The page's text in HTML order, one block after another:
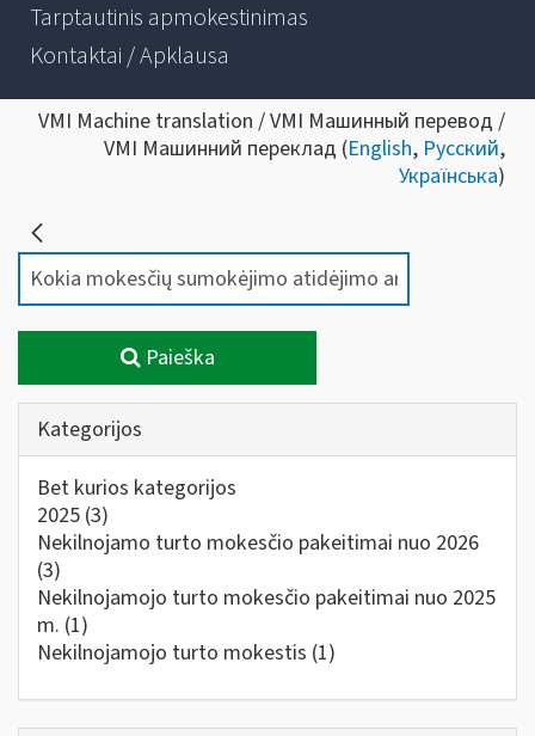
Tarptautinis apmokestinimas
Kontaktai / Apklausa
VMI Machine translation / VMI Машинный перевод /
VMI Машинний переклад (English, Русский,
Українська)
Paieška
Kategorijos
Bet kurios kategorijos
2025 (3)
Nekilnojamo turto mokesčio pakeitimai nuo 2026
(3)
Nekilnojamojo turto mokesčio pakeitimai nuo 2025
m. (1)
Nekilnojamojo turto mokestis (1)